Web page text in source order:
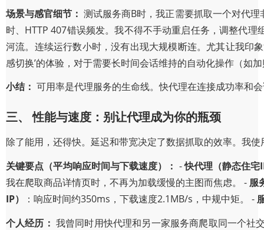
场景与感官细节： 测试服务商B时，我正需要抓取一个对代
时、HTTP 407错误频发。我不得不手动重启任务，调整代
河流。连续运行数小时，没有出现大规模断连。尤其让我印
感切换’的体验，对于需要长时间会话维持的自动化操作（如
小结： 可用率是代理服务的生命线。快代理在连接成功率和
三、 性能与速度：别让代理成为你的瓶颈
除了能用，还得快。延迟和带宽决定了数据抓取的效率。我
关键要点（平均响应时间与下载速度）： -快代理（静态住宅
我在爬取商品详情页时，不再为加载缓慢的主图而焦虑。 - 服
IP）
：响应时间约350ms，下载速度2.1MB/s，中规中矩。 -
个人经历： 我曾同时用快代理和另一家服务商爬取同一个社